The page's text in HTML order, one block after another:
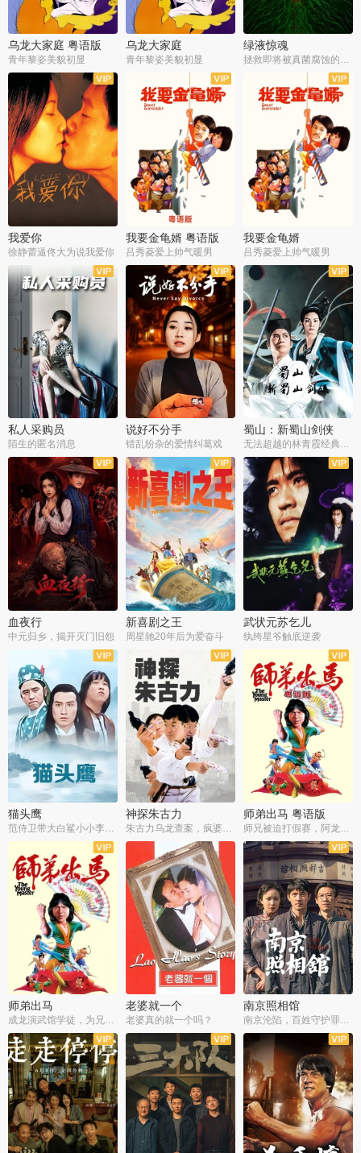
乌龙大家庭 粤语版
青年黎姿美貌初显
乌龙大家庭
青年黎姿美貌初显
绿液惊魂
拯救即将被真菌腐蚀的世界
我爱你
徐静蕾逼佟大为说我爱你
我要金龟婿 粤语版
吕秀菱爱上帅气暖男
我要金龟婿
吕秀菱爱上帅气暖男
私人采购员
陌生的匿名消息
说好不分手
错乱纷杂的爱情纠葛戏
蜀山：新蜀山剑侠
无法超越的林青霞经典角色
血夜行
中元归乡，揭开灭门旧怨
新喜剧之王
周星驰20年后为爱奋斗
武状元苏乞儿
纨绔星爷触底逆袭
猫头鹰
范侍卫带大白鲨小小李破案寻妃
神探朱古力
朱古力乌龙查案，疯婆子神助攻
师弟出马 粤语版
师兄被迫打假赛，阿龙追查斗黑帮
师弟出马
成龙演武馆学徒，为兄搏命战黑道
老婆就一个
老婆真的就一个吗？
南京照相馆
南京沦陷，百姓守护罪证底片